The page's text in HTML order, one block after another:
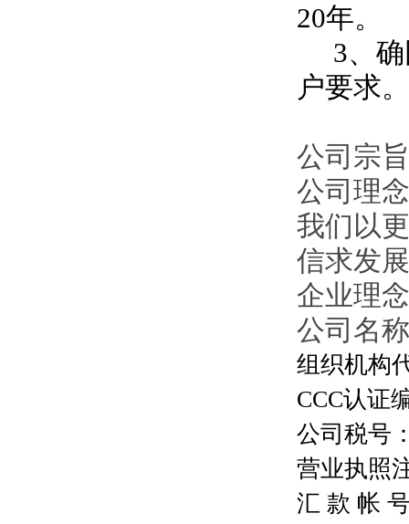
20年。
3、确
户要求。
公司宗
公司理
我们以
信求发
企业理
公司名
组织机构
CCC认证
公司税号
营业执照
汇 款 帐